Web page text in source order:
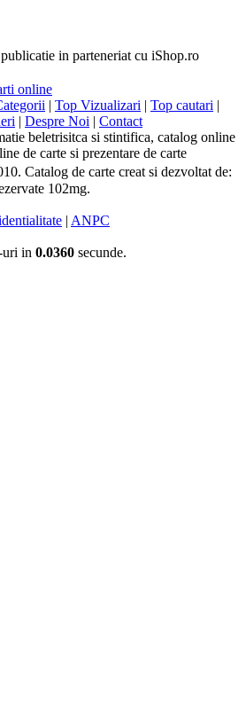
in parteneriat cu iShop.ro
| Top Vizualizari | Top cautari |
| Despre Noi | Contact
beletrisitca si stintifica, catalog online
de carte si prezentare de carte
Catalog de carte creat si dezvoltat de:
102mg.
| ANPC
uri in 0.0360 secunde.